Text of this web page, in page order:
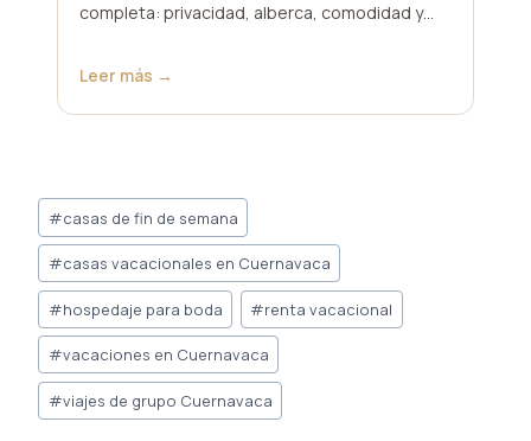
completa: privacidad, alberca, comodidad y
celebraciones de…
Leer más →
Post
Tags:
#casas de fin de semana
#casas vacacionales en Cuernavaca
#hospedaje para boda #renta vacacional
#vacaciones en Cuernavaca
#viajes de grupo Cuernavaca